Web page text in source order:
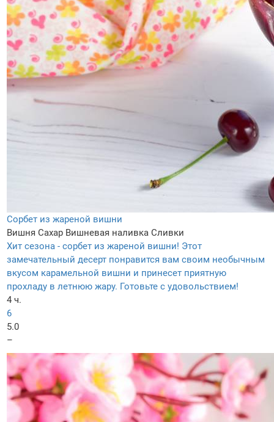
Сорбет из жареной вишни
Вишня Сахар Вишневая наливка Сливки
Хит сезона - сорбет из жареной вишни! Этот
замечательный десерт понравится вам своим необычным
вкусом карамельной вишни и принесет приятную
прохладу в летнюю жару. Готовьте с удовольствием!
4 ч.
6
5.0
–